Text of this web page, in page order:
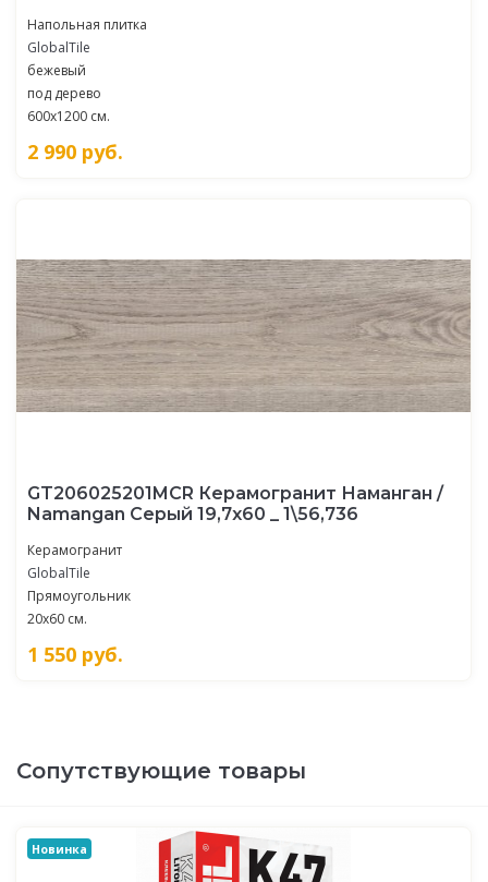
Напольная плитка
GlobalTile
бежевый
под дерево
600x1200 см.
2 990 руб.
GT206025201MCR Керамогранит Наманган /
Namangan Серый 19,7x60 _ 1\56,736
Керамогранит
GlobalTile
Прямоугольник
20x60 см.
1 550 руб.
Сопутствующие товары
Новинка